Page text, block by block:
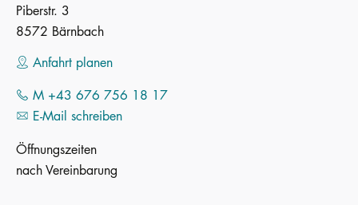
Piberstr. 3
8572 Bärnbach
Anfahrt planen
M +43 676 756 18 17
E-Mail schreiben
Öffnungszeiten
nach Vereinbarung